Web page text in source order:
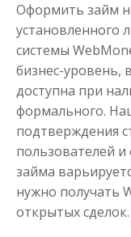
Деньги
Сумма
Срок
Оформить займ
установленного
системы
бизнес-уровень,
доступна при
формального.
подтверждения
пользователей и
займа
нужно получать
открытых сделок.